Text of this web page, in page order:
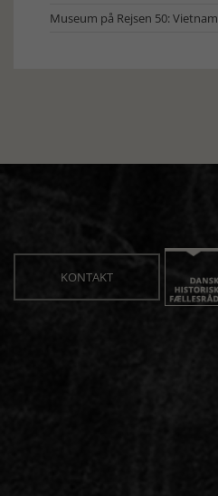
Museum på Rejsen 50: Vietnam
KONTAKT